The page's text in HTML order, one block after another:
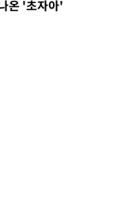
온 '초자아'